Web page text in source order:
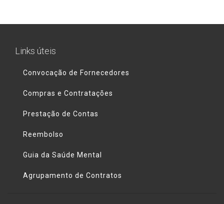
Links úteis
Convocação de Fornecedores
Compras e Contratações
Prestação de Contas
Reembolso
Guia da Saúde Mental
Agrupamento de Contratos